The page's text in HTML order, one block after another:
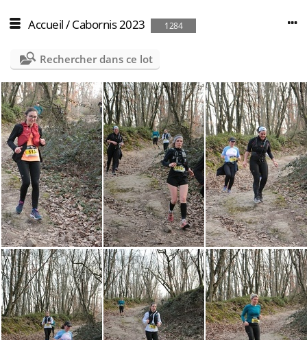
Accueil/Cabornis 2023 1284
Rechercher dans ce lot